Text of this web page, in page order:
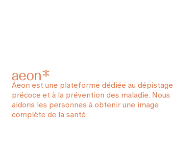
Aeon est une plateforme dédiée au dépistage
précoce et à la prévention des maladie. Nous
aidons les personnes à obtenir une image
complète de la santé.